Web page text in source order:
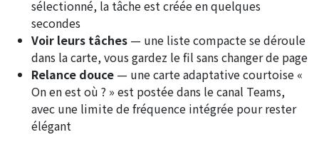
sélectionné, la tâche est créée en quelques
secondes
Voir leurs tâches — une liste compacte se déroule
dans la carte, vous gardez le fil sans changer de page
Relance douce — une carte adaptative courtoise «
On en est où ? » est postée dans le canal Teams,
avec une limite de fréquence intégrée pour rester
élégant